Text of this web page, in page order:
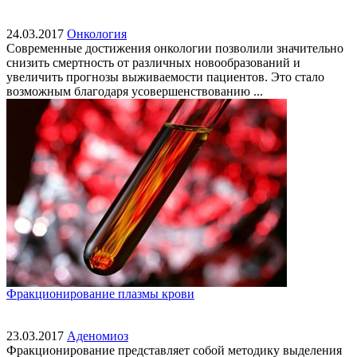
24.03.2017 Онкология
Современные достижения онкологии позволили значительно
снизить смертность от различных новообразований и
увеличить прогнозы выживаемости пациентов. Это стало
возможным благодаря усовершенствованию ...
Фракционирование плазмы крови
23.03.2017 Аденомиоз
Фракционирование представляет собой методику выделения